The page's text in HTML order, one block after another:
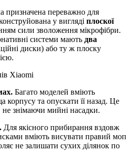
призначена переважно для
у вигляді плоскої
сили зволоження мікрофібри.
системи мають два
диски) або ту ж плоску
Багато моделей вміють
корпусу та опускати її назад. Це
знімаючи мийні насадки.
Для якісного прибирання вздовж
вміють висувати правий моп
не залишати сухих ділянок по